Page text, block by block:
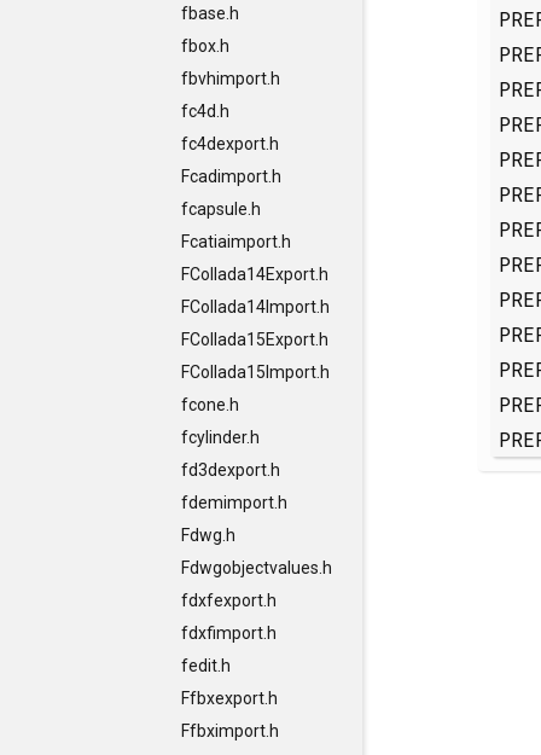
fbase.h
fbox.h
fbvhimport.h
fc4d.h
fc4dexport.h
Fcadimport.h
fcapsule.h
Fcatiaimport.h
FCollada14Export.h
FCollada14Import.h
FCollada15Export.h
FCollada15Import.h
fcone.h
fcylinder.h
fd3dexport.h
fdemimport.h
Fdwg.h
Fdwgobjectvalues.h
fdxfexport.h
fdxfimport.h
fedit.h
Ffbxexport.h
Ffbximport.h